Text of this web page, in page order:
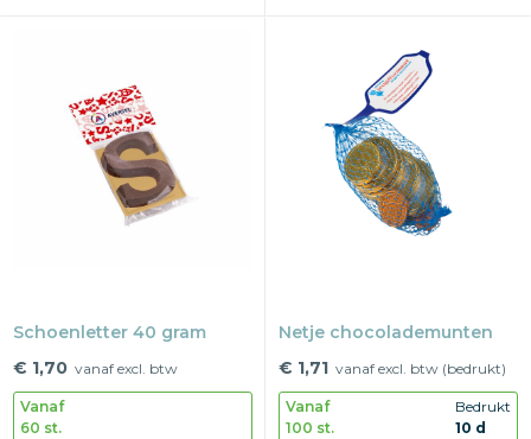
Schoenletter 40 gram
€ 1,70 vanaf excl. btw
Vanaf
60 st.
Netje chocolademunten
€ 1,71 vanaf excl. btw (bedrukt)
Vanaf
100 st.
Bedrukt
10 d